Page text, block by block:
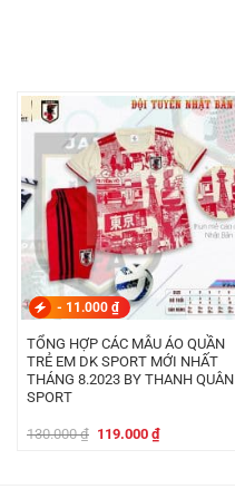
- 11.000 ₫
TỔNG HỢP CÁC MẪU ÁO QUẦN
TRẺ EM DK SPORT MỚI NHẤT
THÁNG 8.2023 BY THANH QUÂN
SPORT
130.000₫ Giá
119.000 ₫Giá
hiện